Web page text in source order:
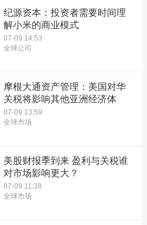
纪源资本：投资者需要时间理
解小米的商业模式
07-09 14:53
全球公司
摩根大通资产管理：美国对华
关税将影响其他亚洲经济体
07-09 13:59
全球市场
美股财报季到来 盈利与关税谁
对市场影响更大？
07-09 11:38
全球市场